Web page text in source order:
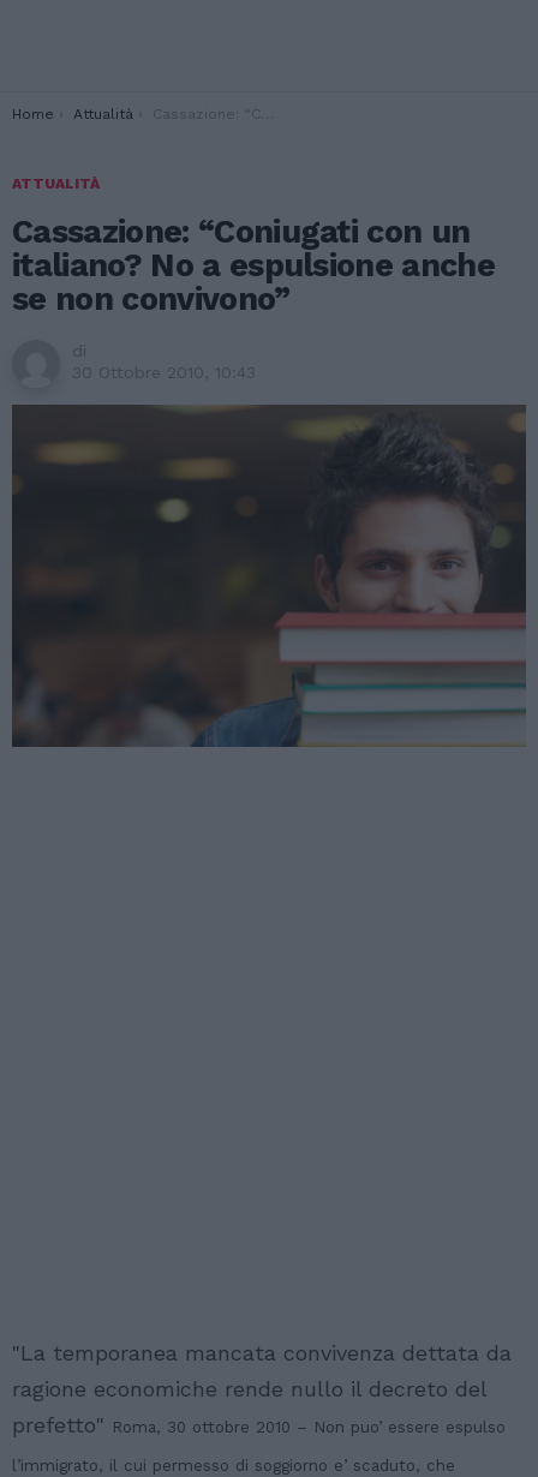
You are here:
Home Attualità Cassazione: “Coniugati con un italiano? No a espulsione anche se non convivono”
ATTUALITÀ
Cassazione: “Coniugati con un
italiano? No a espulsione anche
se non convivono”
di
30 Ottobre 2010, 10:43
"La temporanea mancata convivenza dettata da
ragione economiche rende nullo il decreto del
prefetto" Roma, 30 ottobre 2010 – Non puo’ essere espulso
l’immigrato, il cui permesso di soggiorno e’ scaduto, che